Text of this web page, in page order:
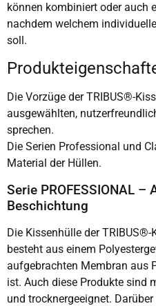
können kombiniert oder auch
nachdem welchem
soll.
Die Vorzüge der TRIBUS®-
ausgewählten,
sprechen.
Die Serien Professional und
Material der Hüllen.
Serie PROFESSIONAL –
Beschichtung
Die Kissenhülle der TRIBUS®-
besteht aus einem
aufgebrachten Membran aus
ist. Auch diese Produkte sind
und trocknergeeignet.